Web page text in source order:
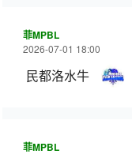
菲MPBL
2026-07-01 18:00
民都洛水牛
菲MPBL